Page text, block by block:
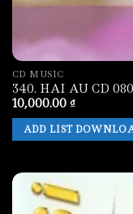
CD MUSIC
340. HAI AU CD
10,000.00 ₫
ADD LIST